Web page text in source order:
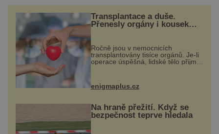
Transplantace a duše.
Přenesly orgány i kousek
Ročně jsou v nemocnicích
transplantovány tisíce orgánů. Je-li
operace úspěšná, lidské tělo přijme
co když při transplantaci
nepřijímám...
enigmaplus.cz
Na hraně přežití. Když se
bezpečnost teprve hledala